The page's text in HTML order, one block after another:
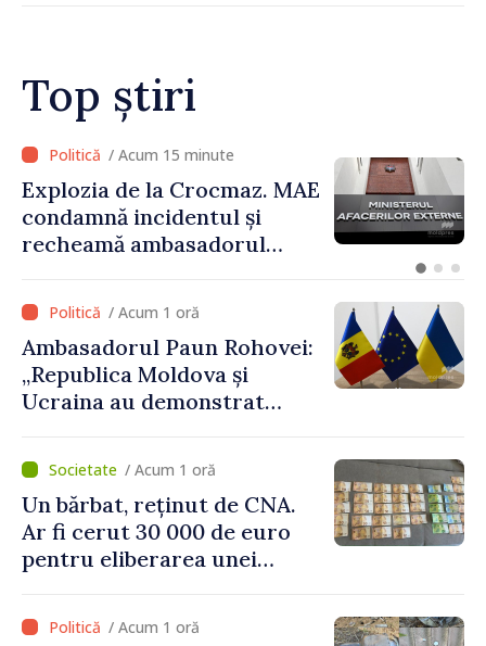
Top știri
/ Acum 15 minute
Explozia de la Crocmaz. MAE
condamnă incidentul și
recheamă ambasadorul
Moscova pentru consultări
/ Acum 1 oră
Ambasadorul Paun Rohovei:
„Republica Moldova și
Ucraina au demonstrat
în procesul de integrare
europeană”/ Acum 1 oră
Un bărbat, reținut de CNA.
Ar fi cerut 30 000 de euro
pentru eliberarea unei
/ Acum 1 oră